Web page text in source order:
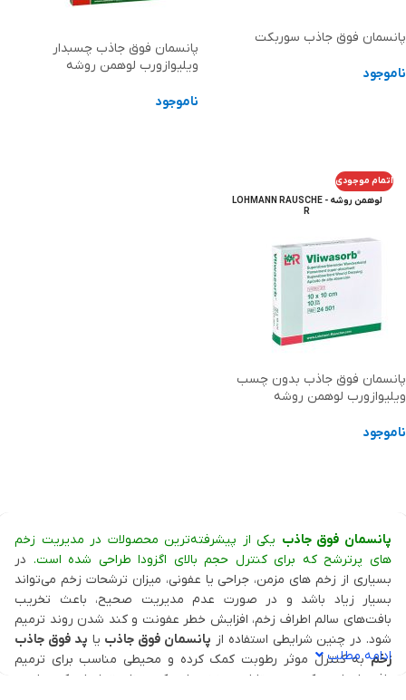
پانسمان فوق جاذب سوربکت
ناموجود
پانسمان فوق جاذب چسبدار
ویلیوازورب لوهمن روشه
ناموجود
اتمام موجودی
لوهمن روشه - LOHMANN RAUSCHE
R
پانسمان فوق جاذب بدون چسب
ویلیوازورب لوهمن روشه
ناموجود
پانسمان فوق جاذب یکی از پیشرفته‌ترین محصولات در مدیریت زخم
های پرترشح که برای کنترل حجم بالای اگزودا طراحی شده است. در
بسیاری از زخم های مزمن، جراحی یا عفونی، میزان ترشحات زخم می‌تواند
بسیار زیاد باشد و در صورت عدم مدیریت صحیح، باعث تخریب
بافت‌های سالم اطراف زخم، افزایش خطر عفونت و کند شدن روند ترمیم
شود. در چنین شرایطی استفاده از پانسمان فوق جاذب یا پد فوق جاذب
زخمبه کنترل موثر رطوبت کمک کرده و محیطی مناسب برای ترمیم
بافت ایجاد می‌کند. در مقابل، در زخم‌هایی که میزان ترشحات کمتر است
ادامه مطلب